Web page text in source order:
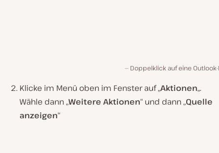
Doppelklick auf eine Outlook-
Klicke im Menü oben im Fenster auf „Aktionen„.
Wähle dann „Weitere Aktionen“ und dann „Quelle
anzeigen“